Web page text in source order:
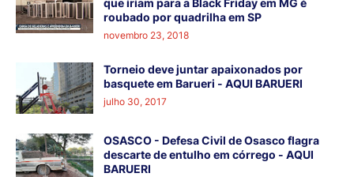
que iriam para a Black Friday em MG é
roubado por quadrilha em SP
novembro 23, 2018
Torneio deve juntar apaixonados por
basquete em Barueri - AQUI BARUERI
julho 30, 2017
OSASCO - Defesa Civil de Osasco flagra
descarte de entulho em córrego - AQUI
BARUERI